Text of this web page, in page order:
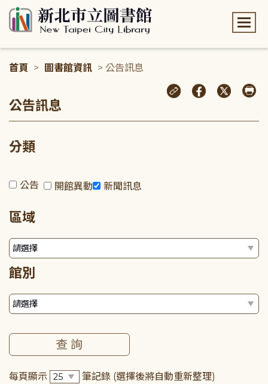
首頁 > 圖書館資訊 > 公告訊息
公告訊息
分類
公告 開館異動 新聞訊息
區域
館別
每頁顯示 筆記錄 (選擇後將自動重新整理)